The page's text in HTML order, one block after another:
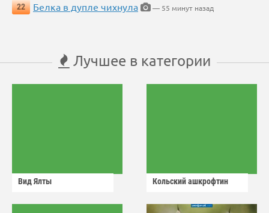
22
Белка в дупле чихнула — 55 минут назад
Лучшее в категории
Вид Ялты Кольский ашкрофтин